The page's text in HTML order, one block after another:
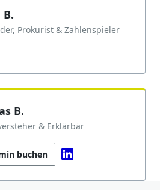
Prokurist & Zahlenspieler
B.
& Erklärbär
buchen